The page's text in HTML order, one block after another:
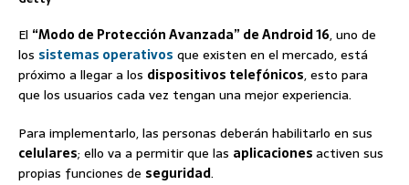
El “Modo de Protección Avanzada” de Android 16, uno de
los sistemas operativos que existen en el mercado, está
próximo a llegar a los dispositivos telefónicos, esto para
que los usuarios cada vez tengan una mejor experiencia.
Para implementarlo, las personas deberán habilitarlo en sus
celulares; ello va a permitir que las aplicacionesactiven sus
propias funciones de seguridad.